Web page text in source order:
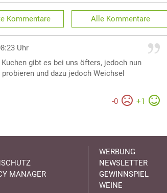
Kommentare Alle Kommentare
Uhr
gibt es bei uns öfters, jedoch nun
und dazu jedoch Weichsel
-0 +1
MANAGER
WERBUNG
NEWSLETTER
GEWINNSPIEL
WEINE